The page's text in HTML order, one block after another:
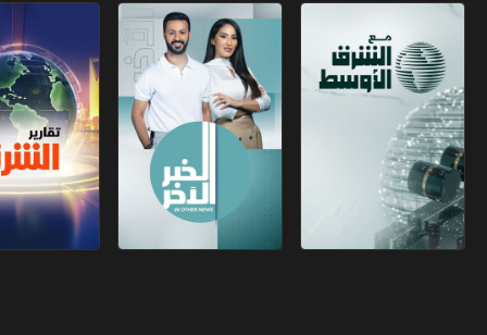
مع الشرق الأوسط الخبر الآخر تقارير الشرق